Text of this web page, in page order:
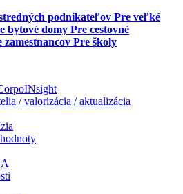
podnikateľov Pre veľké
bytové domy Pre cestovné
zamestnancov Pre školy
/ valorizácia / aktualizácia